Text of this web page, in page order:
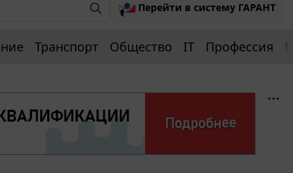
Перейти в систему ГАРАНТ
Транспорт Общество IT Профессия